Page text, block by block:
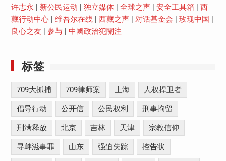
许志永 | 新公民运动 | 独立媒体| 全球之声| 安全工具箱 | 西
藏行动中心| 维吾尔在线| 西藏之声| 对话基金会 | 玫瑰中国 |
良心之友 | 参与| 中國政治犯關注
标签
709大抓捕 709律师案 上海 人权捍卫者
倡导行动 公开信 公民权利 刑事拘留
刑满释放 北京 吉林 天津 宗教信仰
寻衅滋事罪 山东 强迫失踪 控告状